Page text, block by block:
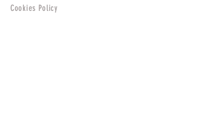
Cookies Policy